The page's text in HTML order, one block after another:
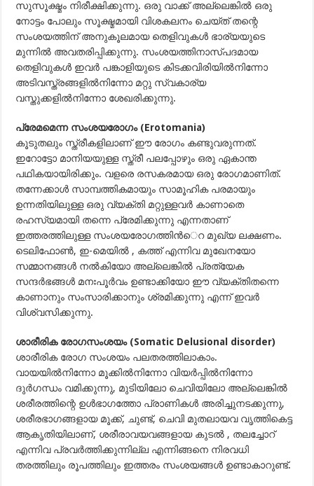
സുസൂക്ഷ്മം നിരീക്ഷിക്കുന്നു. ഒരു വാക്ക് അല്ലെങ്കില്‍ ഒരു
നോട്ടം പോലും സൂക്ഷ്മമായി വിശകലനം ചെയ്ത് തന്റെ
സംശയത്തിന് അനുകൂലമായ തെളിവുകള്‍ ഭാര്യയുടെ
മുന്നില്‍ അവതരിപ്പിക്കുന്നു. സംശയത്തിനാസ്പദമായ
തെളിവുകള്‍ ഇവര്‍ പങ്കാളിയുടെ കിടക്കവിരിയില്‍നിന്നോ
അടിവസ്ത്രങ്ങളില്‍നിന്നോ മറ്റു സ്വകാര്യ
വസ്തുക്കളില്‍നിന്നോ ശേഖരിക്കുന്നു.
പ്രേമമെന്ന സംശയരോഗം (Erotomania)
കൂടുതലും സ്ത്രീകളിലാണ് ഈ രോഗം കണ്ടുവരുന്നത്.
ഇറോട്ടോ മാനിയയുള്ള സ്ത്രീ പലപ്പോഴും ഒരു ഏകാന്ത
പഥികയായിരിക്കും. വളരെ രസകരമായ ഒരു രോഗമാണിത്.
തന്നേക്കാള്‍ സാമ്പത്തികമായും സാമൂഹിക പരമായും
ഉന്നതിയിലുള്ള ഒരു വ്യക്തി മറ്റുള്ളവര്‍ കാണാതെ
രഹസ്യമായി തന്നെ പ്രേമിക്കുന്നു എന്നതാണ്
ഇത്തരത്തിലുള്ള സംശയരോഗത്തിന്‍െറ മുഖ്യ ലക്ഷണം.
ടെലിഫോണ്‍, ഇ-മെയില്‍ , കത്ത് എന്നിവ മുഖേനയോ
സമ്മാനങ്ങള്‍ നല്‍കിയോ അല്ലെങ്കില്‍ പ്രത്യേക
സന്ദര്‍ഭങ്ങള്‍ മനഃപൂര്‍വം ഉണ്ടാക്കിയോ ഈ വ്യക്തിതന്നെ
കാണാനും സംസാരിക്കാനും ശ്രമിക്കുന്നു എന്ന് ഇവര്‍
വിശ്വസിക്കുന്നു.
ശാരീരിക രോഗസംശയം (Somatic Delusional disorder)
ശാരീരിക രോഗ സംശയം പലതരത്തിലാകാം.
വായയില്‍നിന്നോ മൂക്കില്‍നിന്നോ വിയര്‍പ്പില്‍നിന്നോ
ദുര്‍ഗന്ധം വമിക്കുന്നു, മുടിയിലോ ചെവിയിലോ അല്ലെങ്കില്‍
ശരീരത്തിന്റെ ഉള്‍ഭാഗത്തോ പ്രാണികള്‍ അരിച്ചുനടക്കുന്നു,
ശരീരഭാഗങ്ങളായ മൂക്ക്, ചുണ്ട്, ചെവി മുതലായവ വൃത്തികെട്ട
ആകൃതിയിലാണ്, ശരീരാവയവങ്ങളായ കുടല്‍ , തലച്ചോറ്
എന്നിവ പ്രവര്‍ത്തിക്കുന്നില്ല എന്നിങ്ങനെ നിരവധി
തരത്തിലും രൂപത്തിലും ഇത്തരം സംശയങ്ങള്‍ ഉണ്ടാകാറുണ്ട്.